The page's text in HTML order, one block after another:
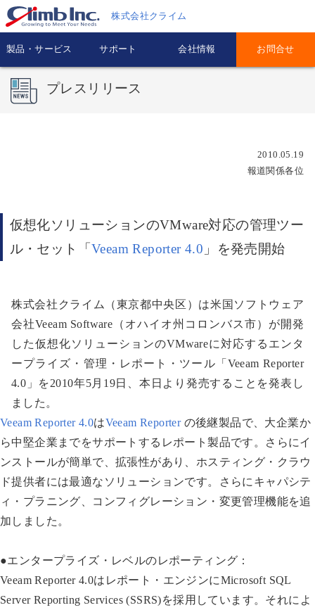
株式会社クライム
製品・サービス サポート 会社情報 お問合せ
プレスリリース
2010.05.19
報道関係各位
仮想化ソリューションのVMware対応の管理ツー
ル・セット「 Veeam Reporter 4.0 」を発売開始
株式会社クライム（東京都中央区）は米国ソフトウェア
会社Veeam Software（オハイオ州コロンバス市）が開発
した仮想化ソリューションのVMwareに対応するエンタ
ープライズ・管理・レポート・ツール「Veeam Reporter
4.0」を2010年5月19日、本日より発売することを発表し
ました。
Veeam Reporter 4.0はVeeam Reporterの後継製品で、大企業か
ら中堅企業までをサポートするレポート製品です。さらにイ
ンストールが簡単で、拡張性があり、ホスティング・クラウ
ド提供者には最適なソリューションです。さらにキャパシテ
ィ・プラニング、コンフィグレーション・変更管理機能を追
加しました。
●エンタープライズ・レベルのレポーティング：
Veeam Reporter 4.0はレポート・エンジンにMicrosoft SQL
Server Reporting Services (SSRS)を採用しています。それによ